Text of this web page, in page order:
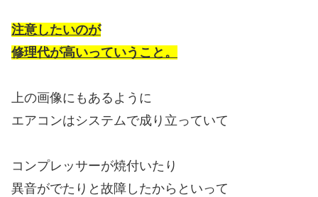
注意したいのが
修理代が高いっていうこと。
上の画像にもあるように
エアコンはシステムで成り立っていて
コンプレッサーが焼付いたり
異音がでたりと故障したからといって